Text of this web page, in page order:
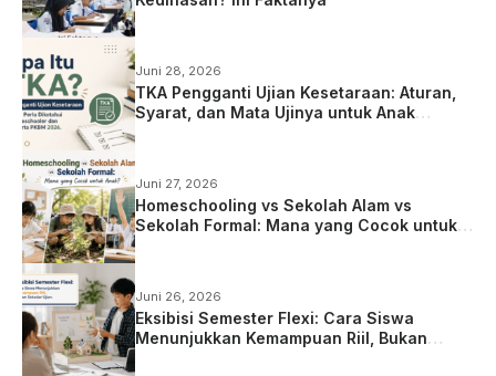
Juni 28, 2026
TKA Pengganti Ujian Kesetaraan: Aturan,
Syarat, dan Mata Ujinya untuk Anak
Juni 27, 2026
Homeschooling vs Sekolah Alam vs
Sekolah Formal: Mana yang Cocok untuk
Juni 26, 2026
Eksibisi Semester Flexi: Cara Siswa
Menunjukkan Kemampuan Riil, Bukan